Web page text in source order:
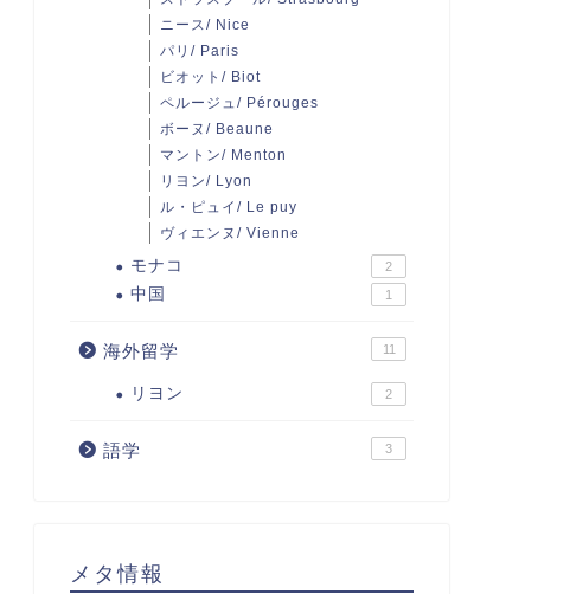
ニース/ Nice
パリ/ Paris
ビオット/ Biot
ペルージュ/ Pérouges
ボーヌ/ Beaune
マントン/ Menton
リヨン/ Lyon
ル・ピュイ/ Le puy
ヴィエンヌ/ Vienne
モナコ 2
中国 1
海外留学 11
リヨン 2
語学 3
メタ情報